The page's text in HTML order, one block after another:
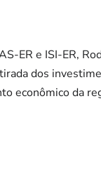
ER e ISI-ER,
dos
econômico da